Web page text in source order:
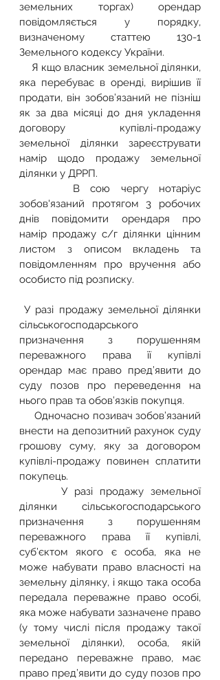
земельних торгах) орендар
повідомляється у порядку,
визначеному статтею 130-1
Земельного кодексу України.
Я кщо власник земельної ділянки,
яка перебуває в оренді, вирішив її
продати, він зобов’язаний не пізніш
як за два місяці до дня укладення
договору купівлі-продажу
земельної ділянки зареєструвати
намір щодо продажу земельної
ділянки у ДРРП.
В сою чергу нотаріус
зобов'язаний протягом 3 робочих
днів повідомити орендаря про
намір продажу с/г ділянки цінним
листом з описом вкладень та
повідомленням про вручення або
особисто під розписку.
У разі продажу земельної ділянки
сільськогосподарського
призначення з порушенням
переважного права її купівлі
орендар має право пред’явити до
суду позов про переведення на
нього прав та обов’язків покупця.
Одночасно позивач зобов’язаний
внести на депозитний рахунок суду
грошову суму, яку за договором
купівлі-продажу повинен сплатити
покупець.
У разі продажу земельної
ділянки сільськогосподарського
призначення з порушенням
переважного права її купівлі,
суб’єктом якого є особа, яка не
може набувати право власності на
земельну ділянку, і якщо така особа
передала переважне право особі,
яка може набувати зазначене право
(у тому числі після продажу такої
земельної ділянки), особа, якій
передано переважне право, має
право пред’явити до суду позов про